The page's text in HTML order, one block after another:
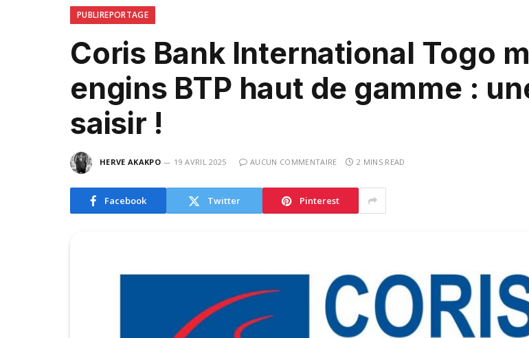
PUBLIREPORTAGE
Coris Bank International Togo
engins BTP haut de gamme :
saisir !
HERVE AKAKPO 19 AVRIL 2025 AUCUN COMMENTAIRE 2 MINS READ
Facebook Twitter Pinterest